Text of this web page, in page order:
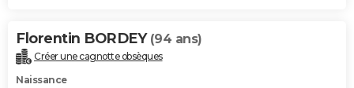
Florentin BORDEY (94 ans)
Créer une cagnotte obsèques
Naissance